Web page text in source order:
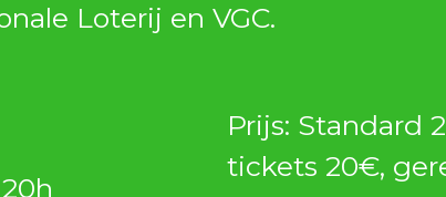
Loterij en VGC.
Prijs: Standard
tickets 20€,